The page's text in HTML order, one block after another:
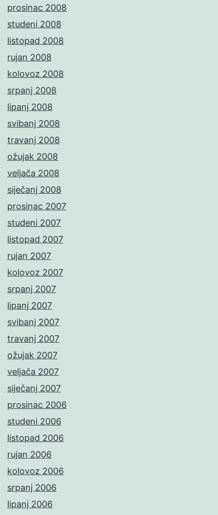
prosinac 2008
studeni 2008
listopad 2008
rujan 2008
kolovoz 2008
srpanj 2008
lipanj 2008
svibanj 2008
travanj 2008
ožujak 2008
veljača 2008
siječanj 2008
prosinac 2007
studeni 2007
listopad 2007
rujan 2007
kolovoz 2007
srpanj 2007
lipanj 2007
svibanj 2007
travanj 2007
ožujak 2007
veljača 2007
siječanj 2007
prosinac 2006
studeni 2006
listopad 2006
rujan 2006
kolovoz 2006
srpanj 2006
lipanj 2006